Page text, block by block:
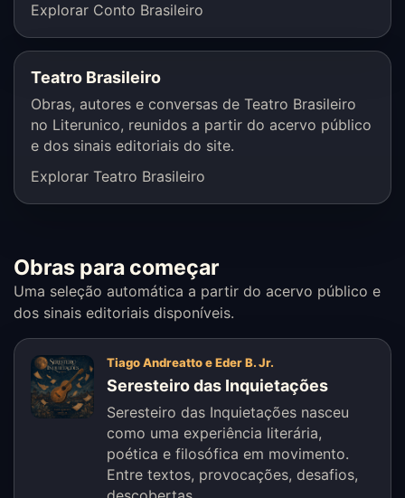
Explorar Conto Brasileiro
Teatro Brasileiro
Obras, autores e conversas de Teatro Brasileiro
no Literunico, reunidos a partir do acervo público
e dos sinais editoriais do site.
Explorar Teatro Brasileiro
Obras para começar
Uma seleção automática a partir do acervo público e
dos sinais editoriais disponíveis.
Tiago Andreatto e Eder B. Jr.
Seresteiro das Inquietações
Seresteiro das Inquietações nasceu
como uma experiência literária,
poética e filosófica em movimento.
Entre textos, provocações, desafios,